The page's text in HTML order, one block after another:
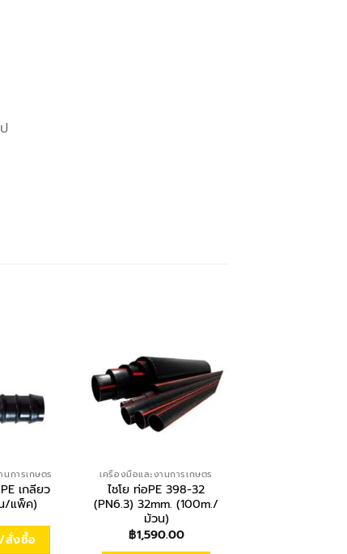
นการเกษตร
เกลียว
/แพ็ค)
สั่งซื้อ
เครื่องมือและงานการเกษตร
ไชโย ท่อPE 398-32
(PN6.3) 32mm. (100m./
ม้วน)
฿1,590.00